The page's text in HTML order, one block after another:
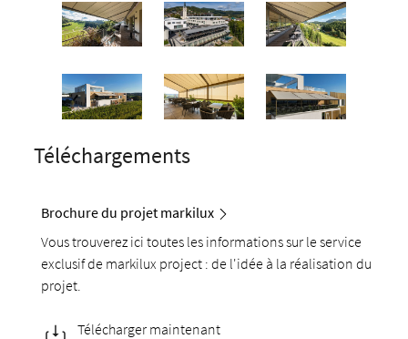
Téléchargements
Brochure du projet markilux
Vous trouverez ici toutes les informations sur le service
exclusif de markilux project : de l'idée à la réalisation du
projet.
Télécharger maintenant